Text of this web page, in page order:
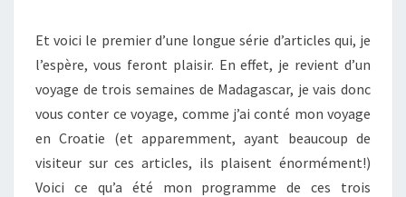
Et voici le premier d’une longue série d’articles qui, je
l’espère, vous feront plaisir. En effet, je revient d’un
voyage de trois semaines de Madagascar, je vais donc
vous conter ce voyage, comme j’ai conté mon voyage
en Croatie (et apparemment, ayant beaucoup de
visiteur sur ces articles, ils plaisent énormément!)
Voici ce qu’a été mon programme de ces trois